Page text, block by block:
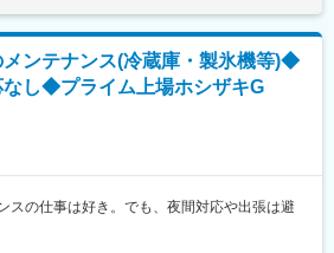
景
残業はせずワークライフバランスを大切にす
進しているため、業務の効率化が叶っていま
日数：10.7日
の食卓を支えている スーパーマーケット、
ないガソリンスタンドなどの耐震、防災の役
に向けた化石燃料から水素ガスへの転換、
目指す”メタネーション”EV車載用リチウムイ
連への関わりが強まっています。
かを確認）
査）
メンテナンス(冷蔵庫・製氷機等)◆
し◆プライム上場ホシザキG
スの仕事は好き。でも、夜間対応や出張は避